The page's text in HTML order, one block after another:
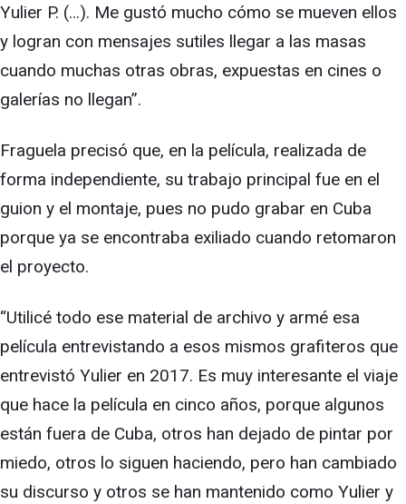
Yulier P. (…). Me gustó mucho cómo se mueven ellos
y logran con mensajes sutiles llegar a las masas
cuando muchas otras obras, expuestas en cines o
galerías no llegan”.
Fraguela precisó que, en la película, realizada de
forma independiente, su trabajo principal fue en el
guion y el montaje, pues no pudo grabar en Cuba
porque ya se encontraba exiliado cuando retomaron
el proyecto.
“Utilicé todo ese material de archivo y armé esa
película entrevistando a esos mismos grafiteros que
entrevistó Yulier en 2017. Es muy interesante el viaje
que hace la película en cinco años, porque algunos
están fuera de Cuba, otros han dejado de pintar por
miedo, otros lo siguen haciendo, pero han cambiado
su discurso y otros se han mantenido como Yulier y